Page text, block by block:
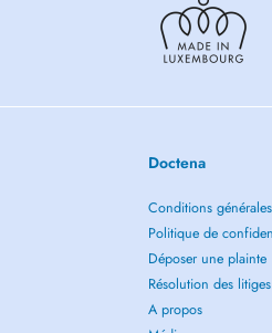
Doctena
Conditions générales
Politique de
Déposer une plainte
Résolution des litiges
A propos